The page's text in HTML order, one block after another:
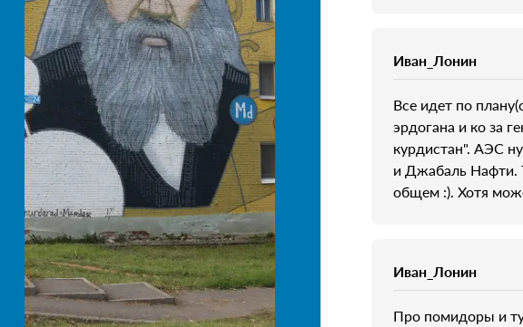
Иван_Лонин
Все идет по
эрдогана и ко за
курдистан". АЭС
и Джабаль Нафти.
общем :). Хотя
Иван_Лонин
Про помидоры и